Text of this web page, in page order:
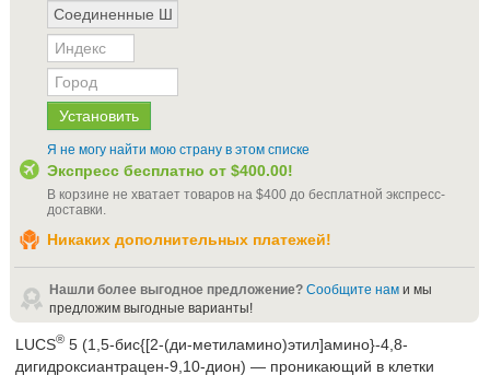
Я не могу найти мою страну в этом списке
Экспресс бесплатно от $400.00!
В корзине не хватает товаров на $400 до бесплатной экспресс-
доставки
Никаких дополнительных платежей!
Нашли более выгодное предложение? Сообщите нам и мы
предложим выгодные варианты!
LUCS® 5 (1,5-бис{[2-(ди-метиламино)этил]амино}-4,8-
дигидроксиантрацен-9,10-дион) — проникающий в клетки